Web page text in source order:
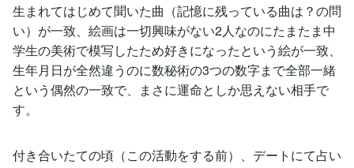
生まれてはじめて聞いた曲（記憶に残っている曲は？の問
い）が一致、絵画は一切興味がない2人なのにたまたま中
学生の美術で模写したため好きになったという絵が一致、
生年月日が全然違うのに数秘術の3つの数字まで全部一緒
という偶然の一致で、まさに運命としか思えない相手で
す。
付き合いたての頃（この活動をする前）、デートにて占い